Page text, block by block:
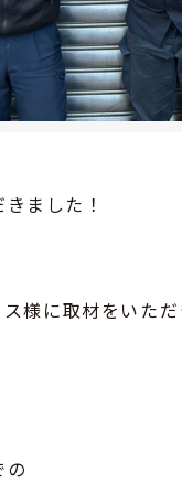
ました！
様に取材をいた
の